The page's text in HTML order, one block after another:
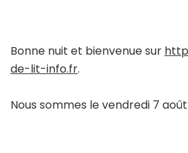
Bonne nuit et bienvenue sur
de-lit-info.fr.
Nous sommes le vendredi 7 août